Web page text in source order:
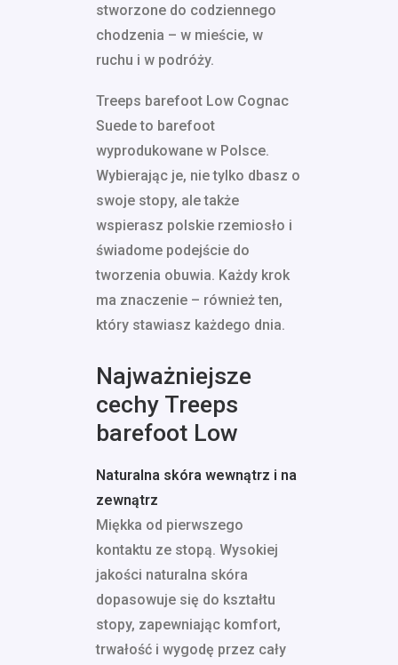
stworzone do codziennego
chodzenia – w mieście, w
ruchu i w podróży.
Treeps barefoot Low Cognac
Suede to barefoot
wyprodukowane w Polsce.
Wybierając je, nie tylko dbasz o
swoje stopy, ale także
wspierasz polskie rzemiosło i
świadome podejście do
tworzenia obuwia. Każdy krok
ma znaczenie – również ten,
który stawiasz każdego dnia.
Najważniejsze
cechy Treeps
barefoot Low
Naturalna skóra wewnątrz i na
zewnątrz
Miękka od pierwszego
kontaktu ze stopą. Wysokiej
jakości naturalna skóra
dopasowuje się do kształtu
stopy, zapewniając komfort,
trwałość i wygodę przez cały